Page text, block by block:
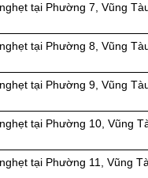
tại Phường 7, Vũng
tại Phường 8, Vũng
tại Phường 9, Vũng
tại Phường 10, Vũng
tại Phường 11, Vũng